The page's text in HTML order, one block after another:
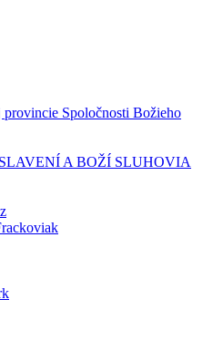
Spoločnosti Božieho
A BOŽÍ SLUHOVIA